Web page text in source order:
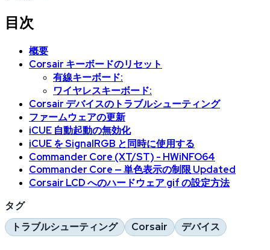
目次
概要
Corsair キーボードのリセット
有線キーボード:
ワイヤレスキーボード:
Corsair デバイスのトラブルシューティング
ファームウェアの更新
iCUE 自動起動の無効化
iCUE を SignalRGB と同時に使用する
Commander Core (XT/ST) - HWiNFO64
Commander Core — 単色表示の制限 Updated
Corsair LCD へのハードウェア gif の設定方法
タグ
トラブルシューティング Corsair デバイス